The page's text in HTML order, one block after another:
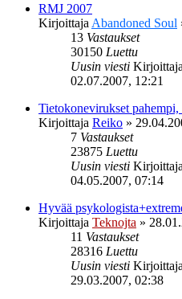
RMJ 2007
Kirjoittaja Abandoned Soul
13 Vastaukset
30150 Luettu
Uusin viesti Kirjoittaja
02.07.2007, 12:21
Tietokonevirukset
Kirjoittaja Reiko »
7 Vastaukset
23875 Luettu
Uusin viesti Kirjoittaja
04.05.2007, 07:14
Hyvää
Kirjoittaja Teknojta »
11 Vastaukset
28316 Luettu
Uusin viesti Kirjoittaja
29.03.2007, 02:38